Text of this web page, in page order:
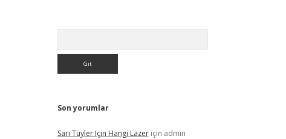
Son yorumlar
Sarı Tüyler Için Hangi Lazeriçin admin